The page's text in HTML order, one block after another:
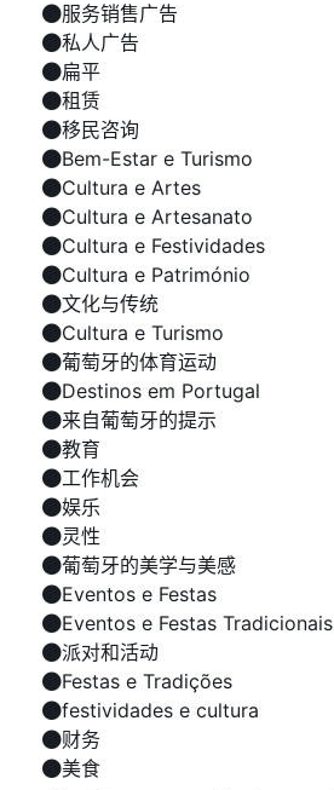
服务销售广告
私人广告
扁平
租赁
移民咨询
Bem-Estar e Turismo
Cultura e Artes
Cultura e Artesanato
Cultura e Festividades
Cultura e Património
文化与传统
Cultura e Turismo
葡萄牙的体育运动
Destinos em Portugal
来自葡萄牙的提示
教育
工作机会
娱乐
灵性
葡萄牙的美学与美感
Eventos e Festas
Eventos e Festas Tradicionais
派对和活动
Festas e Tradições
festividades e cultura
财务
美食